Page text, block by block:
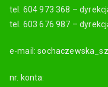
tel. 604 973 368 –
tel. 603 676 987 –
e-mail:
nr. konta: